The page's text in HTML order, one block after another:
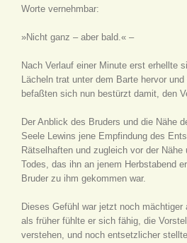
Worte vernehmbar:
»Nicht ganz – aber bald.« –
Nach Verlauf einer Minute erst erhellte
Lächeln trat unter dem Barte hervor
befaßten sich nun bestürzt damit, den
Der Anblick des Bruders und die Nähe
Seele Lewins jene Empfindung des
Rätselhaften und zugleich vor der Nähe
Todes, das ihn an jenem Herbstabend
Bruder zu ihm gekommen war.
Dieses Gefühl war jetzt noch mächtiger
als früher fühlte er sich fähig, die
verstehen, und noch entsetzlicher